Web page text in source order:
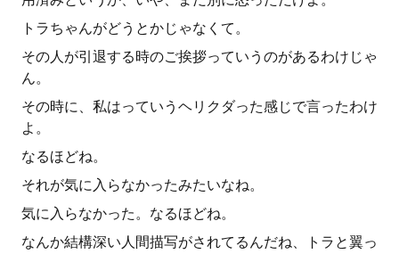
トラちゃんがどうとかじゃなくて。
その人が引退する時のご挨拶っていうのがあるわけじゃ
ん。
その時に、私はっていうヘリクダった感じで言ったわけ
よ。
なるほどね。
それが気に入らなかったみたいなね。
気に入らなかった。なるほどね。
なんか結構深い人間描写がされてるんだね、トラと翼っ